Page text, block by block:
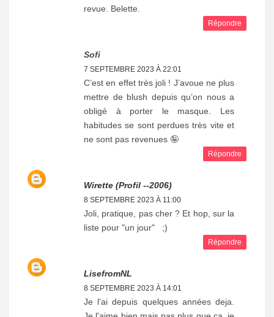
revue. Belette.
Répondre
Sofi
7 SEPTEMBRE 2023 À 22:01
C’est en effet très joli ! J’avoue ne plus
mettre de blush depuis qu’on nous a
obligé à porter le masque. Les
habitudes se sont perdues très vite et
ne sont pas revenues 🤪
Répondre
Wirette (profil --2006)
8 SEPTEMBRE 2023 À 11:00
Joli, pratique, pas cher ? Et hop, sur la
liste pour "un jour" ;)
Répondre
LisefromNL
8 SEPTEMBRE 2023 À 14:01
Je l'ai depuis quelques années deja.